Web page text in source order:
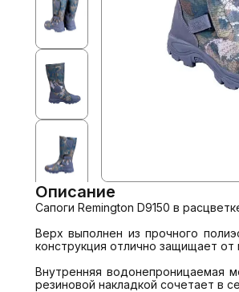
Описание
Сапоги Remington D9150 в
Верх выполнен из прочного
конструкция отлично защищает
Внутренняя водонепроницаемая
резиновой накладкой сочетает в